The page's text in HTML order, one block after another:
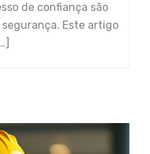
de confiança são
Este artigo